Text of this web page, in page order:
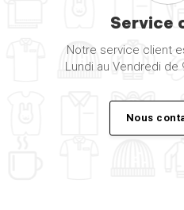
Service
Notre service client
Lundi au Vendredi de
Nous